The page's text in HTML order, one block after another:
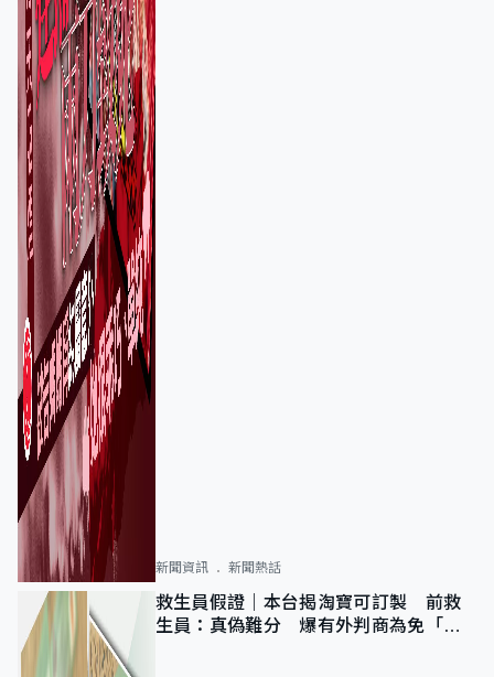
新聞資訊 新聞熱話
救生員假證｜本台揭淘寶可訂製 前救
生員：真偽難分 爆有外判商為免「封